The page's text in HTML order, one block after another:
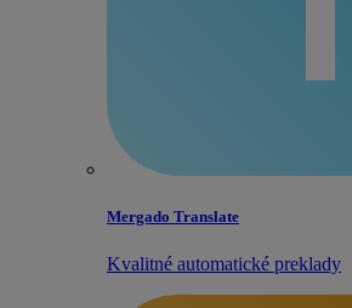
Mergado Translate
Kvalitné automatické preklady